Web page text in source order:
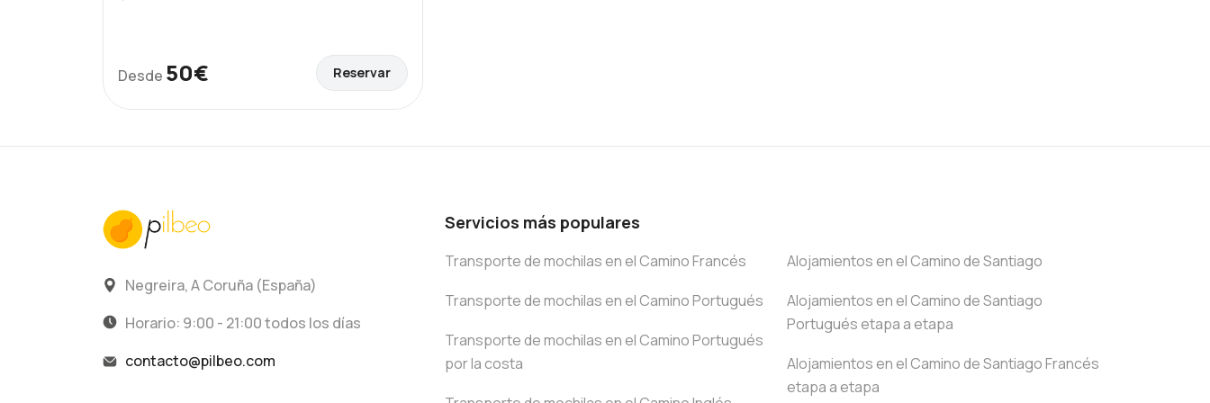
Desde 50€ Reservar
Negreira, A Coruña (España)
Horario: 9:00 - 21:00 todos los días
contacto@pilbeo.com
Servicios más populares
Transporte de mochilas en el Camino Francés
Transporte de mochilas en el Camino Portugués
Transporte de mochilas en el Camino Portugués
por la costa
Alojamientos en el Camino de Santiago
Alojamientos en el Camino de Santiago
Portugués etapa a etapa
Alojamientos en el Camino de Santiago Francés
etapa a etapa